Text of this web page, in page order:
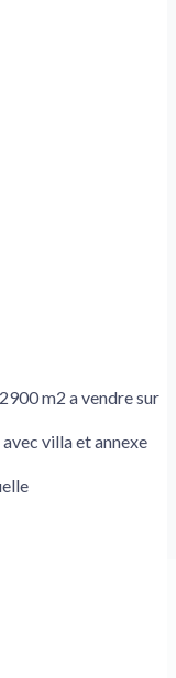
m2 a vendre sur
villa et annexe